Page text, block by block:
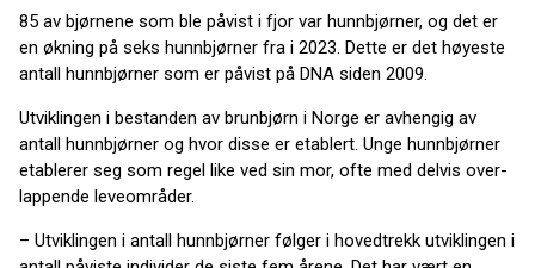
85 av bjørnene som ble påvist i fjor var hunnbjørner, og det er
en økning på seks hunnbjørner fra i 2023. Dette er det høyeste
antall hunnbjørner som er påvist på DNA siden 2009.
Utviklingen i bestanden av brunbjørn i Norge er avhengig av
antall hunnbjørner og hvor disse er etablert. Unge hunnbjørner
etablerer seg som regel like ved sin mor, ofte med delvis over-
lappende leveområder.
– Utviklingen i antall hunnbjørner følger i hovedtrekk utviklingen i